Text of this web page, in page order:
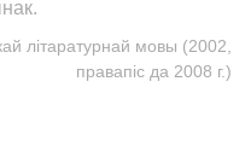
літаратурнай мовы (2002,
правапіс да 2008 г.)